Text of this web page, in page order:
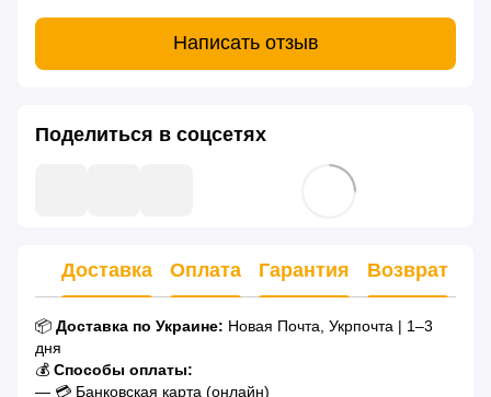
Написать отзыв
Поделиться в соцсетях
Доставка Оплата Гарантия Возврат
📦 Доставка по Украине: Новая Почта, Укрпочта | 1–3
дня
💰 Способы оплаты:
— 💳 Банковская карта (онлайн)